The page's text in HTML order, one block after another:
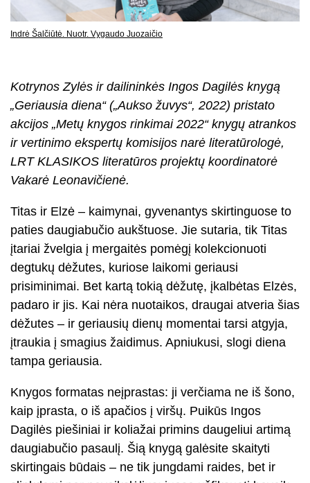
Indrė Šalčiūtė. Nuotr. Vygaudo Juozaičio
Kotrynos Zylės ir dailininkės Ingos Dagilės knygą
„Geriausia diena“ („Aukso žuvys“, 2022) pristato
akcijos „Metų knygos rinkimai 2022“ knygų atrankos
ir vertinimo ekspertų komisijos narė literatūrologė,
LRT KLASIKOS literatūros projektų koordinatorė
Vakarė Leonavičienė.
Titas ir Elzė – kaimynai, gyvenantys skirtinguose to
paties daugiabučio aukštuose. Jie sutaria, tik Titas
įtariai žvelgia į mergaitės pomėgį kolekcionuoti
degtukų dėžutes, kuriose laikomi geriausi
prisiminimai. Bet kartą tokią dėžutę, įkalbėtas Elzės,
padaro ir jis. Kai nėra nuotaikos, draugai atveria šias
dėžutes – ir geriausių dienų momentai tarsi atgyja,
įtraukia į smagius žaidimus. Apniukusi, slogi diena
tampa geriausia.
Knygos formatas neįprastas: ji verčiama ne iš šono,
kaip įprasta, o iš apačios į viršų. Puikūs Ingos
Dagilės piešiniai ir koliažai primins daugeliui artimą
daugiabučio pasaulį. Šią knygą galėsite skaityti
skirtingais būdais – ne tik jungdami raides, bet ir